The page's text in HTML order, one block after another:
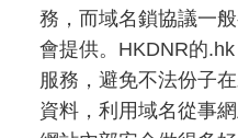
務，而域名鎖協議一
會提供。HKDNR的
服務，避免不法份子
資料，利用域名從事